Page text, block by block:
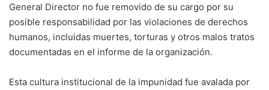
General Director no fue removido de su cargo por su
posible responsabilidad por las violaciones de derechos
humanos, incluidas muertes, torturas y otros malos tratos
documentadas en el informe de la organización.
Esta cultura institucional de la impunidad fue avalada por